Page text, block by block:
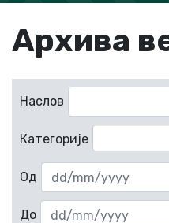
Архива
Наслов
Категорије
Од
До